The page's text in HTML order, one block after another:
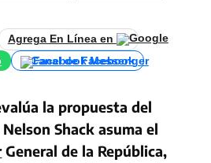
Agrega En Línea en
Canal de Facebook
la propuesta del
Shack asuma el
General de la República,